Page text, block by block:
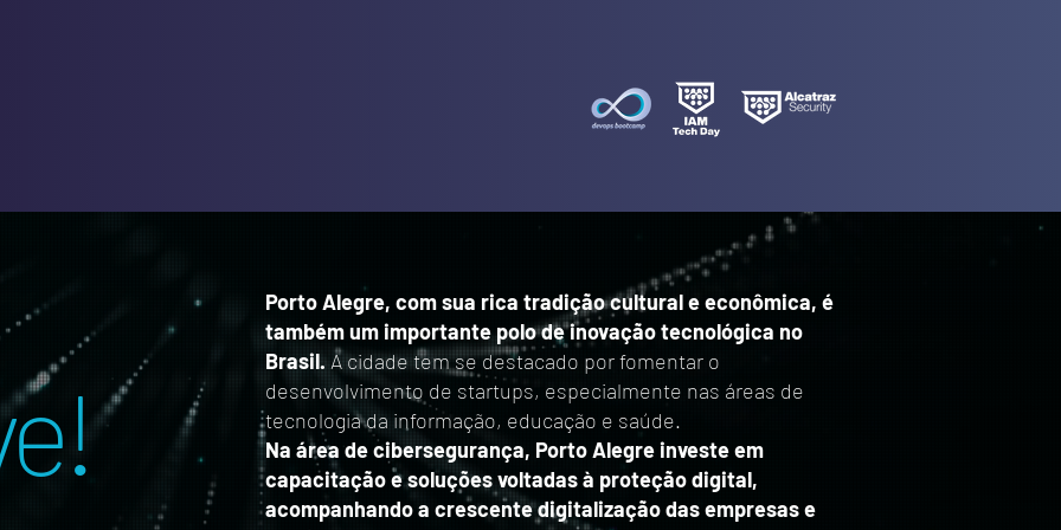
Porto Alegre, com sua rica tradição cultural e econômica, é
também um importante polo de inovação tecnológica no
Brasil.A cidade tem se destacado por fomentar o
desenvolvimento de startups, especialmente nas áreas de
tecnologia da informação, educação e saúde.
Na área de cibersegurança, Porto Alegre investe em
capacitação e soluções voltadas à proteção digital,
acompanhando a crescente digitalização das empresas e